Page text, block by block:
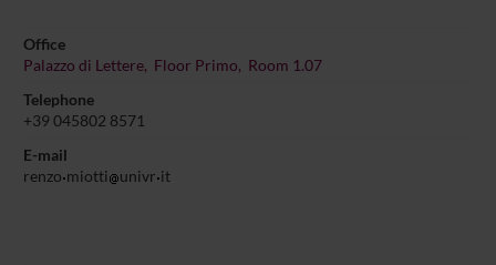
Office
Palazzo di Lettere, Floor Primo, Room 1.07
Telephone
+39 045802 8571
E-mail
renzo miotti univr it